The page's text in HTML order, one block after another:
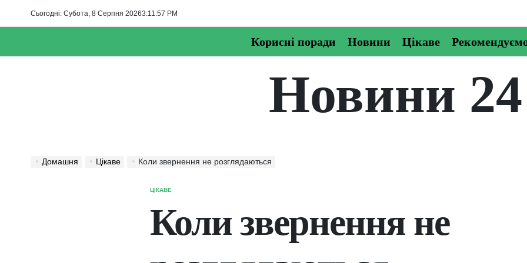
Сьогодні: Субота, 8 Серпня 20263:11 :58 PM
Корисні поради Новини Цікаве
Новини 24
Домашня Цікаве Коли звернення не розглядаються
ОПУБЛІКУВАТИ
ЦІКАВЕ
Коли звернення не